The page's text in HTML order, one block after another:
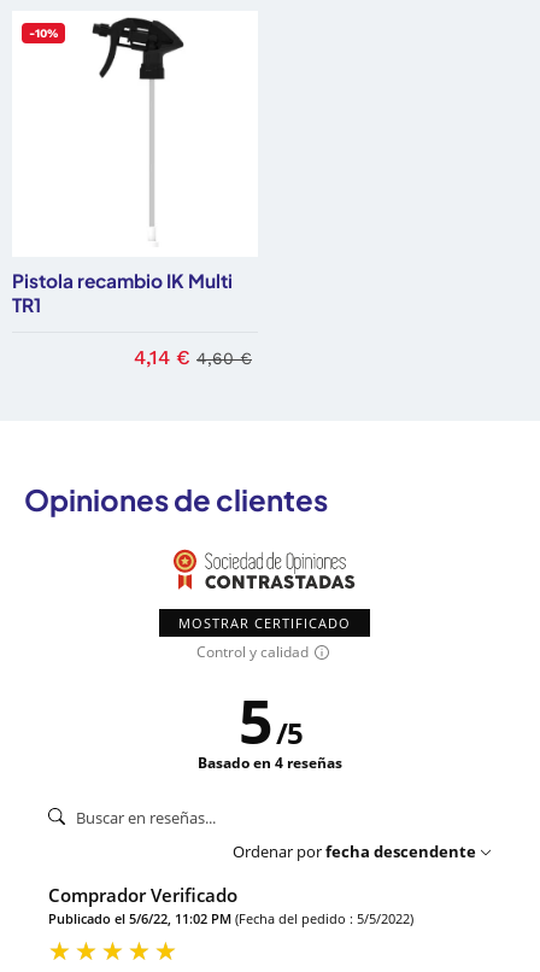
-10%
Pistola recambio IK Multi
TR1
4,14 € 4,60 €
Opiniones de clientes
MOSTRAR CERTIFICADO
Control y calidad
5/5
Basado en 4 reseñas
Ordenar porfecha descendente
Comprador Verificado
Publicado el 5/6/22, 11:02 PM (Fecha del pedido : 5/5/2022)